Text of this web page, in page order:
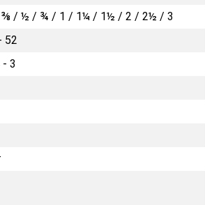
/ ½ / ¾ / 1 / 1¼ / 1½ / 2 / 2½ / 3
52
3